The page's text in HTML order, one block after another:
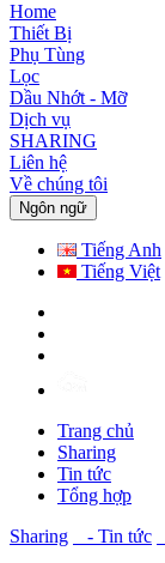
Home
Thiết Bị
Phụ Tùng
Lọc
Dầu Nhớt - Mỡ
Dịch vụ
SHARING
Liên hệ
Về chúng tôi
Ngôn ngữ
Tiếng Anh
Tiếng Việt
Trang chủ
Sharing
Tin tức
Tổng hợp
Sharing
- Tin tức